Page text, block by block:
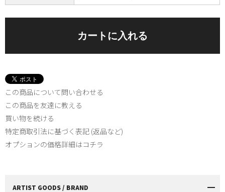
この商品について問い合わせる
この商品を友達に教える
買い物を続ける
特定商取引法に基づく表記 (返品など)
オプションの価格詳細はコチラ
ARTIST GOODS / BRAND